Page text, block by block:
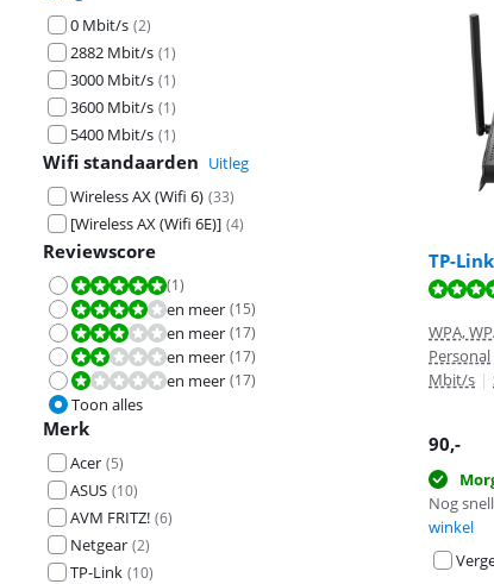
0 Mbit/s (2)
2882 Mbit/s (1)
3000 Mbit/s (1)
3600 Mbit/s (1)
5400 Mbit/s (1)
Wifi standaarden Uitleg
Wireless AX (Wifi 6) (33)
[Wireless AX (Wifi 6E)] (4)
Reviewscore
Beoordeling is 10 van de 10.
(1)
Beoordeling is 8,0 van de 10.
en meer (15)
Beoordeling is 6,0 van de 10.
en meer (17)
Beoordeling is 4,0 van de 10.
en meer (17)
Beoordeling is 2,0 van de 10.
en meer (17)
Toon alles
Merk
Acer (5)
ASUS (10)
AVM FRITZ! (6)
Netgear (2)
TP-Link (10)
TP-
WPA,
Personal
Mbit/s |
90,-
Nog
winkel